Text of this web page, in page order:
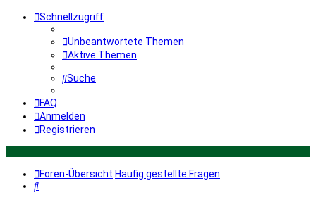
Schnellzugriff
Unbeantwortete Themen
Aktive Themen
Suche
FAQ
Anmelden
Registrieren
Foren-Übersicht Häufig gestellte Fragen
Suche